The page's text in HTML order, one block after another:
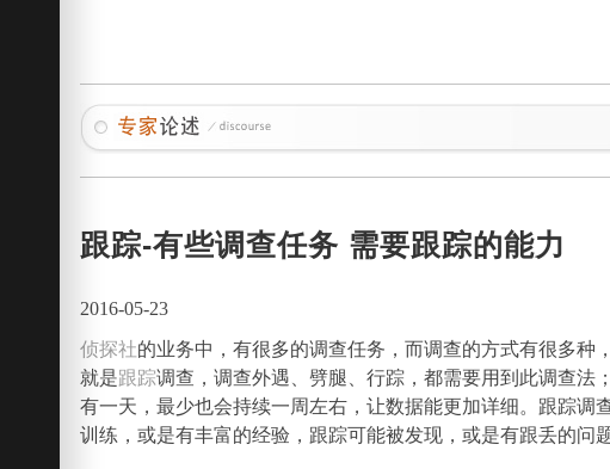
跟踪-有些调查任务 需要跟踪的能力
2016-05-23
侦探社的业务中，有很多的调查任务，而调查的方式有很多种
就是跟踪调查，调查外遇、劈腿、行踪，都需要用到此调查法
有一天，最少也会持续一周左右，让数据能更加详细。跟踪
训练，或是有丰富的经验，跟踪可能被发现，或是有跟丢的问